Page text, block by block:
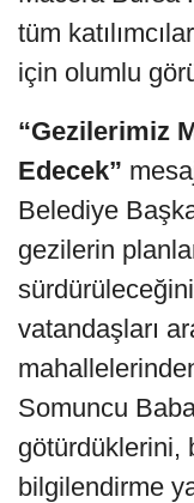
tüm
için olumlu
“Gezilerimiz
Edecek”
Belediye
gezilerin
vatandaşları
Somuncu Baba
götürdüklerini,
bilgilendirme